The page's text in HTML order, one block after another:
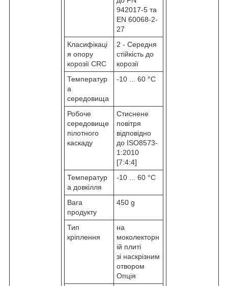
942017-5 та
EN 60068-2-
27
Класифікаці
я опору
корозії CRC
2 - Середня
стійкість до
корозії
Температур
а
середовища
-10 ... 60 °C
Робоче
середовище
пілотного
каскаду
Стиснене
повітря
відповідно
до ISO8573-
1:2010
[7:4:4]
Температур
а довкілля
-10 ... 60 °C
Вага
продукту
450 g
Тип
кріплення
на
моколекторн
ій плиті
зі наскрізним
отвором
Опція